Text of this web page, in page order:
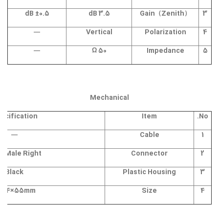
3
Gain（Zenith）
3.5 dB
±0.5 dB
4
Polarization
Vertical
—
5
Impedance
50 Ω
—
Mechanical
No.
Item
1
Cable
—
2
Connector
Male Right
3
Plastic Housing
Black
4
Size